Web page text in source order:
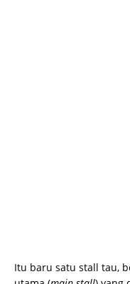
Itu baru satu stall tau,